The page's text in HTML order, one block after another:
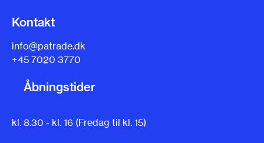
Kontakt
info@patrade.dk
+45 7020 3770
Åbningstider
kl. 8.30 - kl. 16 (Fredag til kl. 15)